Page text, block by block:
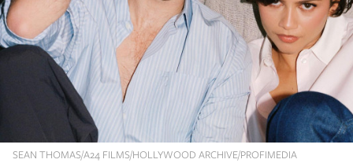
SEAN THOMAS/A24 FILMS/HOLLYWOOD ARCHIVE/PROFIMEDIA